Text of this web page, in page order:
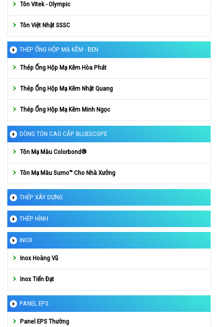
Tôn Vitek - Olympic
Tôn Việt Nhật SSSC
THÉP ỐNG HỘP MẠ KẼM - ĐEN
Thép Ống Hộp Mạ Kẽm Hòa Phát
Thép Ống Hộp Mạ Kẽm Nhật Quang
Thép Ống Hộp Mạ Kẽm Minh Ngọc
DÒNG TÔN CAO CẤP BLUESCOPE
Tôn Mạ Màu Colorbond®
Tôn Mạ Màu Sumo™ Cho Nhà Xưởng
THÉP XÂY DỰNG
THÉP HÌNH
INOX
Inox Hoàng Vũ
Inox Tiến Đạt
PANEL EPS
Panel EPS Thường